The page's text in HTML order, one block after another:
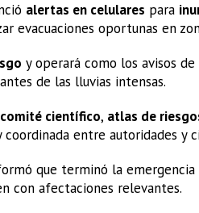
alertas en celulares para
evacuaciones oportunas en
y operará como los avisos de
de las lluvias intensas.
comité científico, atlas de
entre autoridades y
que terminó la emergencia
con afectaciones relevantes.